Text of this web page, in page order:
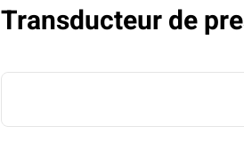
Transducteur de